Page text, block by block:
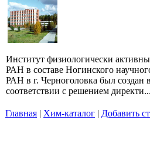
Институт физиологически
РАН в составе Ногинского
РАН в г. Черноголовка был создан в
соответствии с решением директи...
Главная | Хим-каталог | Добавить